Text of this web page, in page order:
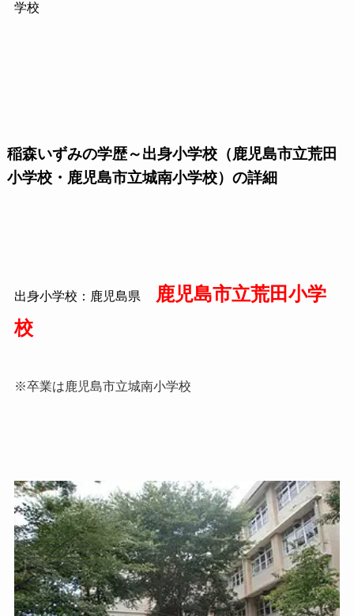
学校
稲森いずみの学歴～出身小学校（鹿児島市立荒田
小学校・鹿児島市立城南小学校）の詳細
出身小学校：鹿児島県
鹿児島市立荒田小学
校
※卒業は鹿児島市立城南小学校